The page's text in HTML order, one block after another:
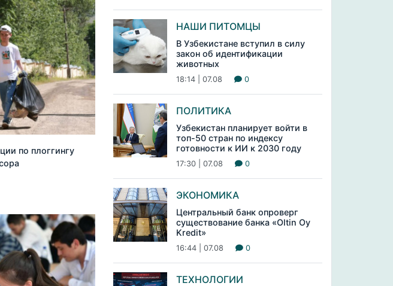
по плоггингу
НАШИ ПИТОМЦЫ
В Узбекистане вступил в силу
закон об идентификации
животных
18:14 | 07.08 0
ПОЛИТИКА
Узбекистан планирует войти в
топ-50 стран по индексу
готовности к ИИ к 2030 году
17:30 | 07.08 0
ЭКОНОМИКА
Центральный банк опроверг
существование банка «Oltin Oy
Kredit»
16:44 | 07.08 0
ТЕХНОЛОГИИ